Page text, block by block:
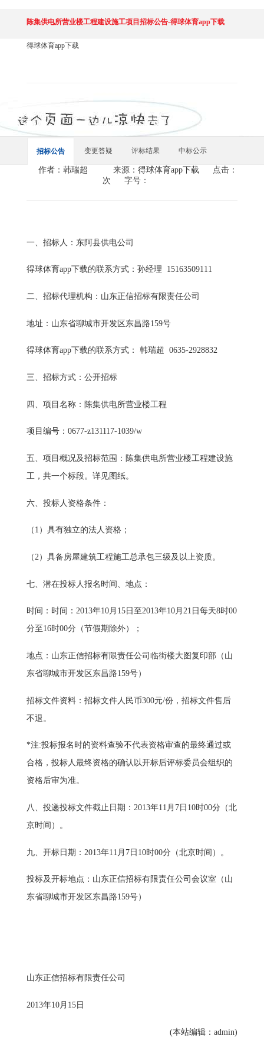
陈集供电所营业楼工程建设施工项目招标公告-得球体育app下载
得球体育app下载
招标公告 变更答疑 评标结果 中标公示
作者：韩瑞超 来源： 得球体育app下载
点击：
次
字号：
一、招标人：东阿县供电公司
得球体育app下载的联系方式： 孙经理 15163509111
二、招标代理机构：山东正信招标有限责任公司
地址：山东省聊城市开发区东昌路159号
得球体育app下载的联系方式： 韩瑞超 0635-2928832
三、招标方式：公开招标
四、项目名称：陈集供电所营业楼工程
项目编号：0677-z131117-1039/w
五、项目概况及招标范围：陈集供电所营业楼工程建设施
工，共一个标段。详见图纸。
六、投标人资格条件：
（1）具有独立的法人资格；
（2）具备房屋建筑工程施工总承包三级及以上资质。
七、潜在投标人报名时间、地点：
时间：时间：2013年10月15日至2013年10月21日每天8时00
分至16时00分（节假期除外）；
地点：山东正信招标有限责任公司临街楼大图复印部（山
东省聊城市开发区东昌路159号）
招标文件资料：招标文件人民币300元/份，招标文件售后
不退。
*注:投标报名时的资料查验不代表资格审查的最终通过或
合格，投标人最终资格的确认以开标后评标委员会组织的
资格后审为准。
八、投递投标文件截止日期：2013年11月7日10时00分（北
京时间）。
九、开标日期：2013年11月7日10时00分（北京时间）。
投标及开标地点：山东正信招标有限责任公司会议室（山
东省聊城市开发区东昌路159号）
山东正信招标有限责任公司
2013年10月15日
(本站编辑：admin)